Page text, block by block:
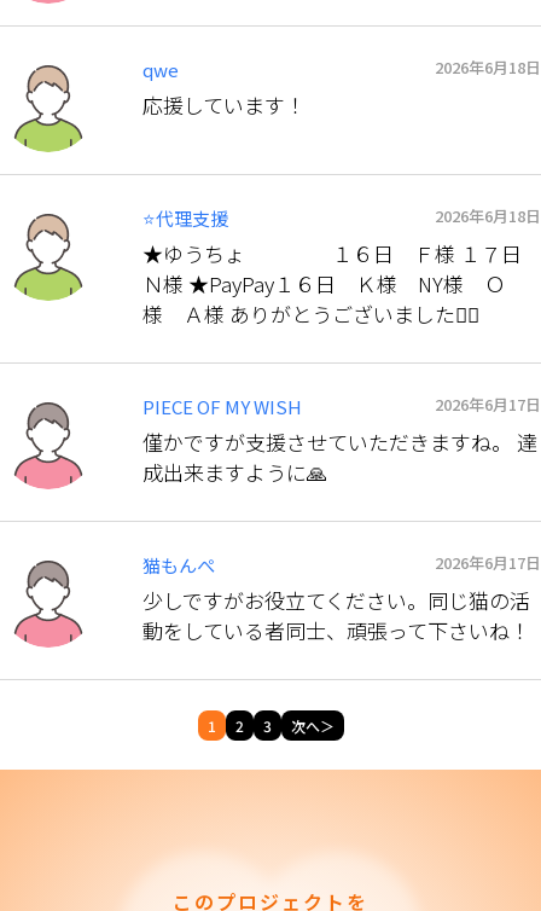
qwe 2026年6月18日
応援しています！
⭐️代理支援 2026年6月18日
★ゆうちょ １６日 Ｆ様 １７日
Ｎ様 ★PayPay１６日 Ｋ様 NY様 Ｏ
様 Ａ様 ありがとうございました🙇‍♀️
PIECE OF MY WISH 2026年6月17日
僅かですが支援させていただきますね。⁡ ⁡達
成出来ますように🙏
猫もんぺ 2026年6月17日
少しですがお役立てください。同じ猫の活
動をしている者同士、頑張って下さいね！
1 2 3 次へ＞
このプロジェクトを